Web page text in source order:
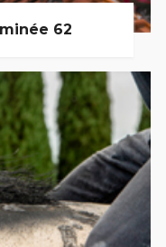
62